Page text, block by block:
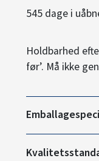
545 dage i
Holdbarhed
før’. Må ikke